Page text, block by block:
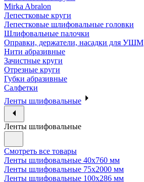
Mirka Abralon
Лепестковые круги
Лепестковые шлифовальные головки
Шлифовальные палочки
Оправки, держатели, насадки для УШМ
Нити абразивные
Зачистные круги
Отрезные круги
Губки абразивные
Салфетки
Ленты шлифовальные
Ленты шлифовальные
Смотреть все товары
Ленты шлифовальные 40х760 мм
Ленты шлифовальные 75х2000 мм
Ленты шлифовальные 100х286 мм